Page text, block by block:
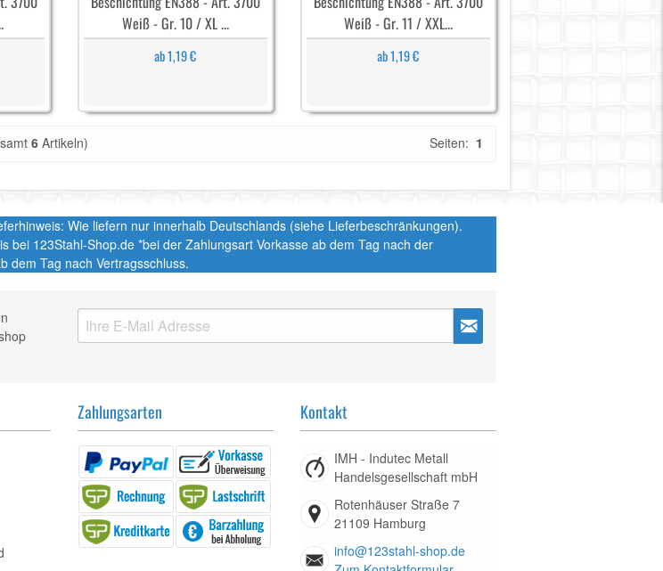
Weiß - Gr. 10 / XL ...
ab 1,19 €
Weiß - Gr. 11 / XXL...
ab 1,19 €
6 Artikeln) Seiten: 1
Wie liefern nur innerhalb Deutschlands (siehe Lieferbeschränkungen).
bei 123Stahl-Shop.de *bei der Zahlungsart Vorkasse ab dem Tag nach der
dem Tag nach Vertragsschluss.
Zahlungsarten Kontakt
IMH - Indutec Metall
Handelsgesellschaft mbH
Rotenhäuser Straße 7
21109 Hamburg
info@123stahl-shop.de